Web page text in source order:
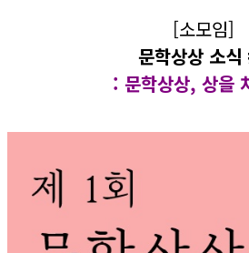
[소모임]
문학상상 소
: 문학상상, 상을